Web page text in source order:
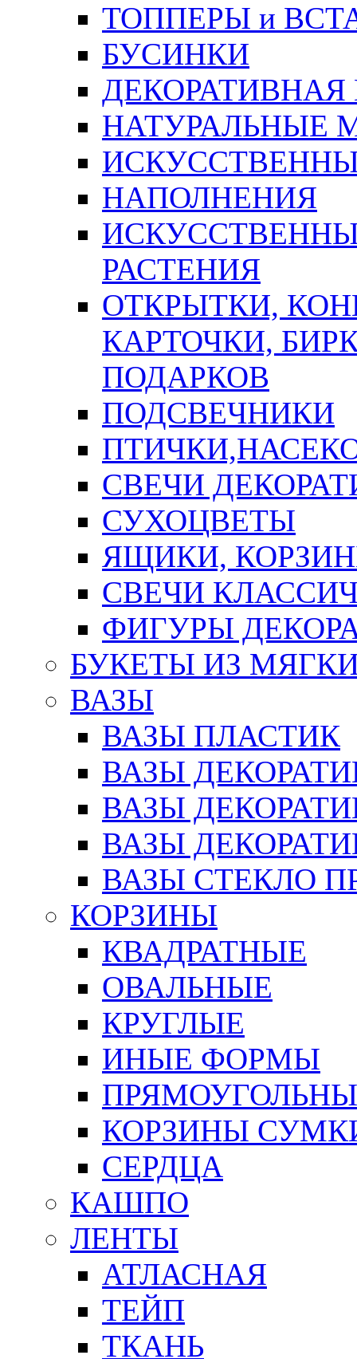
ТОППЕРЫ и
БУСИНКИ
ДЕКОРАТИВНАЯ
НАТУРАЛЬНЫЕ
НАПОЛНЕНИЯ
РАСТЕНИЯ
ОТКРЫТКИ,
КАРТОЧКИ,
ПОДАРКОВ
ПОДСВЕЧНИКИ
СВЕЧИ
СУХОЦВЕТЫ
ЯЩИКИ,
СВЕЧИ
ФИГУРЫ
БУКЕТЫ ИЗ
ВАЗЫ
ВАЗЫ ПЛАСТИК
ВАЗЫ
ВАЗЫ
ВАЗЫ
ВАЗЫ СТЕКЛО
КОРЗИНЫ
КВАДРАТНЫЕ
ОВАЛЬНЫЕ
КРУГЛЫЕ
ИНЫЕ ФОРМЫ
КОРЗИНЫ
СЕРДЦА
КАШПО
ЛЕНТЫ
АТЛАСНАЯ
ТЕЙП
ТКАНЬ